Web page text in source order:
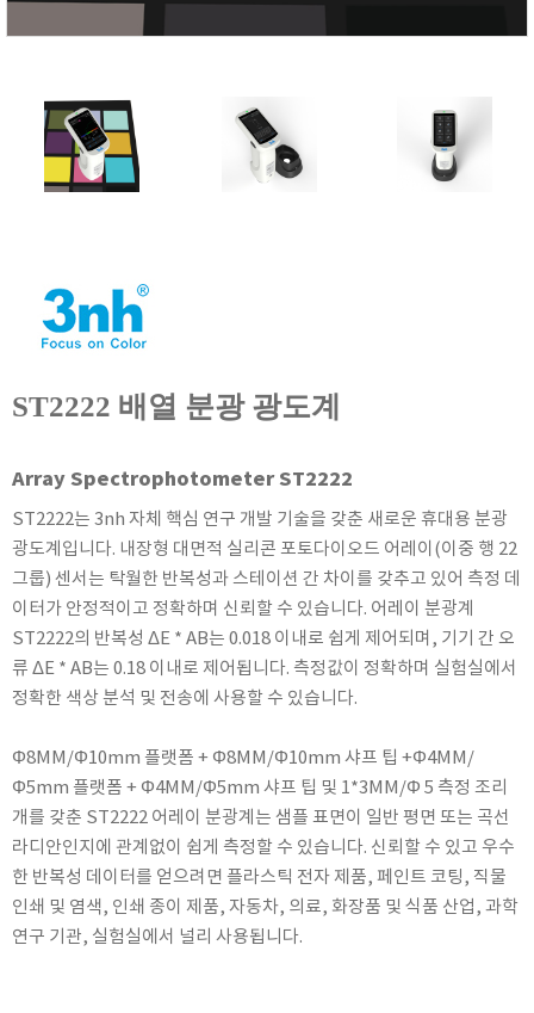
Global Water(GWI)
GREISINGER
HEIDON
INFICON
INSMARK
JFE Advantech
KETT
KORNO
KYORITSU
Martens (GHM Group)
MEIJI TECHNO
Milwaukee Instruments
MITSUBOSHI
OCEANUS
OKANO WORKS
PARTICLE PLUS
PEAK TECH
PESOLA
ST2222 배열 분광 광도계
Array Spectrophotometer ST2222
ST2222는 3nh 자체 핵심 연구 개발 기술을 갖춘 새로운 휴대용 분광
광도계입니다. 내장형 대면적 실리콘 포토다이오드 어레이(이중 행 22
그룹) 센서는 탁월한 반복성과 스테이션 간 차이를 갖추고 있어 측정 데
이터가 안정적이고 정확하며 신뢰할 수 있습니다. 어레이 분광계
ST2222의 반복성 ΔE * AB는 0.018 이내로 쉽게 제어되며, 기기 간 오
류 ΔE * AB는 0.18 이내로 제어됩니다. 측정값이 정확하며 실험실에서
정확한 색상 분석 및 전송에 사용할 수 있습니다.
Φ8MM/Φ10mm 플랫폼 + Φ8MM/Φ10mm 샤프 팁 +Φ4MM/
Φ5mm 플랫폼 + Φ4MM/Φ5mm 샤프 팁 및 1*3MM/Φ 5 측정 조리
개를 갖춘 ST2222 어레이 분광계는 샘플 표면이 일반 평면 또는 곡선
라디안인지에 관계없이 쉽게 측정할 수 있습니다. 신뢰할 수 있고 우수
한 반복성 데이터를 얻으려면 플라스틱 전자 제품, 페인트 코팅, 직물
인쇄 및 염색, 인쇄 종이 제품, 자동차, 의료, 화장품 및 식품 산업, 과학
연구 기관, 실험실에서 널리 사용됩니다.